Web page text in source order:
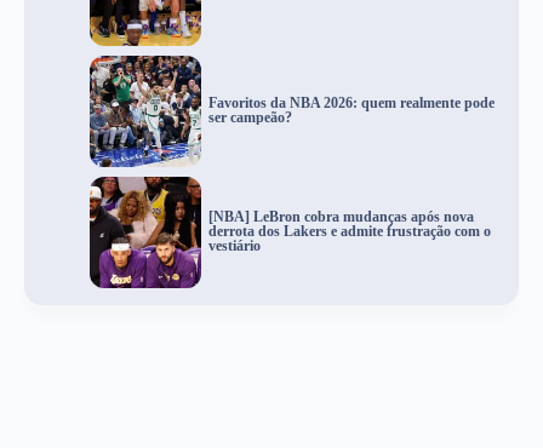
Favoritos da NBA 2026: quem realmente pode
ser campeão?
[NBA] LeBron cobra mudanças após nova
derrota dos Lakers e admite frustração com o
vestiário